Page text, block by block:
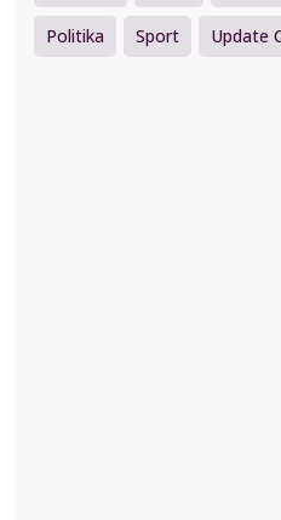
Politika Sport Update